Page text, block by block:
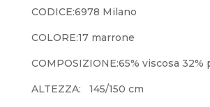
CODICE:6978 Milano
COLORE:17 marrone
COMPOSIZIONE:65% viscosa 32%
ALTEZZA: 145/150 cm